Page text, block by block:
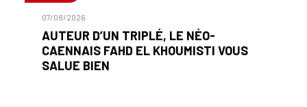
07/08/2026
AUTEUR D’UN TRIPLÉ, LE NÉO-
CAENNAIS FAHD EL KHOUMISTI VOUS
SALUE BIEN